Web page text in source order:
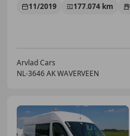
11/2019 177.074 km
Arvlad Cars
NL-3646 AK WAVERVEEN